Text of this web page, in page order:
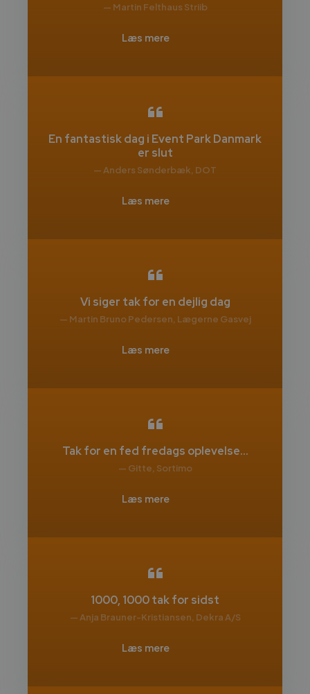
— Martin Felthaus Striib
Læs mere
En fantastisk dag i Event Park Danmark
er slut
— Anders Sønderbæk, DOT
Læs mere
Vi siger tak for en dejlig dag
— Martin Bruno Pedersen, Lægerne Gasvej
Læs mere
Tak for en fed fredags oplevelse...
— Gitte, Sortimo
Læs mere
1000, 1000 tak for sidst
— Anja Brauner-Kristiansen, Dekra A/S
Læs mere